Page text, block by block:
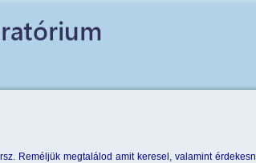
Reméljük megtalálod amit keresel, valamint